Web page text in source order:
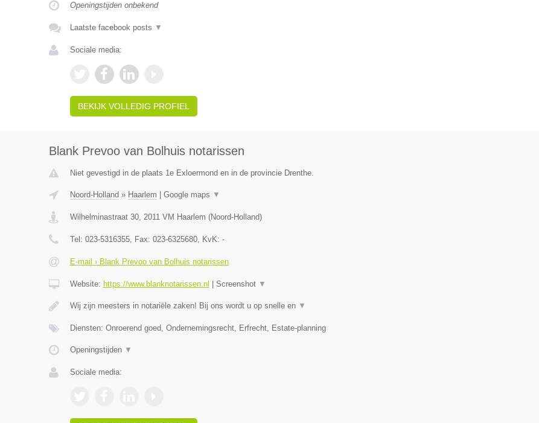
Openingstijden onbekend
Laatste facebook posts ▼
Sociale media:
BEKIJK VOLLEDIG PROFIEL
Blank Prevoo van Bolhuis notarissen
Niet gevestigd in de plaats 1e Exloermond en in de provincie Drenthe.
Noord-Holland » Haarlem Google maps ▼
Wilhelminastraat 30, 2011 VM Haarlem (Noord-Holland)
Tel: 023-5316355, Fax: 023-6325680, KvK: -
E-mail › Blank Prevoo van Bolhuis notarissen
Website: https://www.blanknotarissen.nl Screenshot ▼
Wij zijn meesters in notariële zaken! Bij ons wordt u op snelle en ▼
Diensten: Onroerend goed, Ondernemingsrecht, Erfrecht, Estate-planning
Openingstijden ▼
Sociale media: